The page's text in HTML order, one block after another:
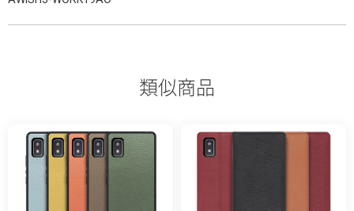
類似商品